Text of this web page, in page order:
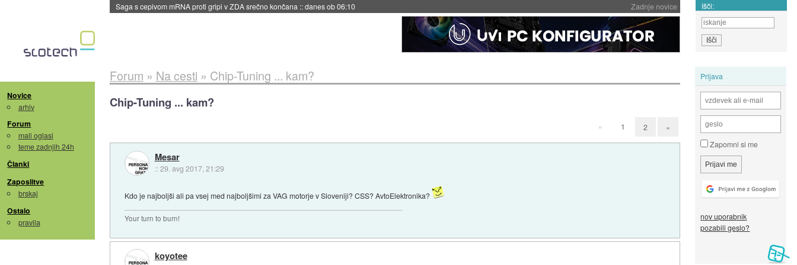
Zadnje novice
BMW v vozilih začel predvajati reklame::danes ob 06:09 Išči:
Novice
arhiv
Forum
mali oglasi
teme zadnjih 24h
Članki
Zaposlitve
brskaj
Ostalo
pravila
Prijava
Zapomni si me
nov uporabnik
pozabili geslo?
Forum » Na cesti » Chip-Tuning ... kam?
Chip-Tuning ... kam?
« 1 2 »
Mesar
::29. avg 2017, 21:29
Kdo je najboljši ali pa vsej med najboljšimi za VAG motorje v Sloveniji? CSS? AvtoElektronika?
Your turn to burn!
koyotee